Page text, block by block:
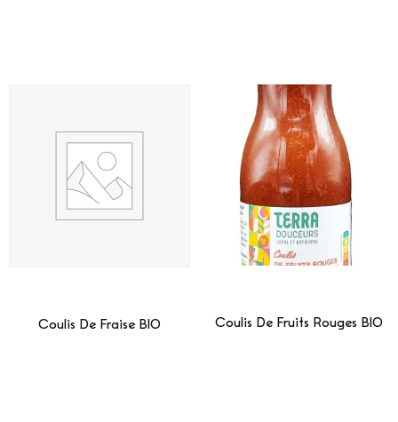
Coulis De Fraise BIO Coulis De Fruits Rouges BIO